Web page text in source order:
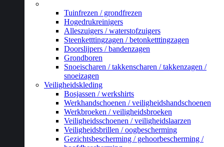
Tuinfrezen / grondfrezen
Hogedrukreinigers
Alleszuigers / waterstofzuigers
Steenketttingzagen / betonketttingzagen
Doorslijpers / bandenzagen
Grondboren
Snoeischaren / takkenscharen / takkenzagen /
snoeizagen
Veiligheidskleding
Bosjassen / werkshirts
Werkhandschoenen / veiligheidshandschoenen
Werkbroeken / veiligheidsbroeken
Veiligheidsschoenen / veiligheidslaarzen
Veiligheidsbrillen / oogbescherming
Gezichtsbescherming / gehoorbescherming /